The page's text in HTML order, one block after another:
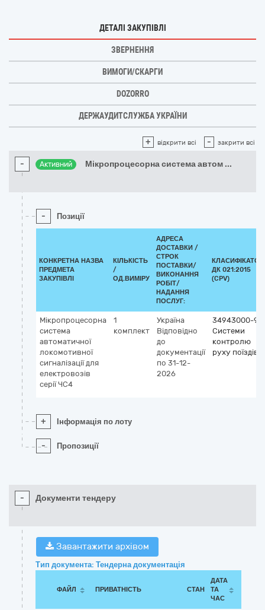
ДЕТАЛІ ЗАКУПІВЛІ
ЗВЕРНЕННЯ
ВИМОГИ/СКАРГИ
DOZORRO
ДЕРЖАУДИТСЛУЖБА УКРАЇНИ
+ відкрити всі - закрити всі
- Активний Мікропроцесорна система автом ...
- Позиції
КОНКРЕТНА НАЗВА
ПРЕДМЕТА
ЗАКУПІВЛІ
КІЛЬКІСТЬ
/
ОД.ВИМІРУ
АДРЕСА
ДОСТАВКИ /
СТРОК
ПОСТАВКИ/
ВИКОНАННЯ
РОБІТ/
НАДАННЯ
ПОСЛУГ:
КЛАСИФІКАТОР
ДК 021:2015
(CPV)
Мікропроцесорна
система
автоматичної
локомотивної
сигналізації для
електровозів
серії ЧС4
1
комплект
Україна
Відповідно
до
документації
по 31-12-
2026
34943000-9
Системи
контролю
руху поїздів
+ Інформація по лоту
- Пропозиції
- Документи тендеру
Завантажити архівом
Тип документа: Тендерна документація
ФАЙЛ ПРИВАТНІСТЬ СТАН
ДАТА
ТА
ЧАС